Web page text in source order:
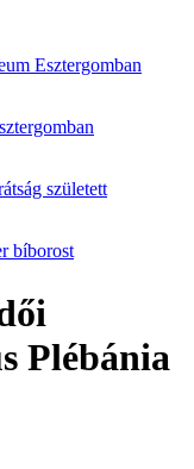
Esztergomban
született
bíborost
Plébánia